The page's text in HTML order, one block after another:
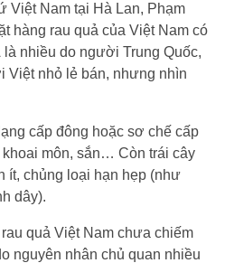
Việt Nam tại Hà Lan, Phạm
hàng rau quả của Việt Nam có
là nhiều do người Trung Quốc,
Việt nhỏ lẻ bán, nhưng nhìn
cấp đông hoặc sơ chế cấp
môn, sắn… Còn trái cây
ít, chủng loại hạn hẹp (như
dây).
quả Việt Nam chưa chiếm
nguyên nhân chủ quan nhiều